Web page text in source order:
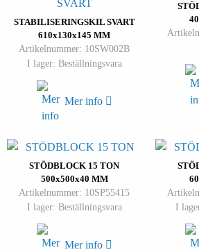
STABILISERINGSKIL SVART
610x130x145 MM
Artikelnummer: 10SW002B
I lager: Beställningsvara
Mer info
STÖDBLOCK 15 TON
500x500x40 MM
Artikelnummer: 10SP55415
I lager: Beställningsvara
Mer info
I